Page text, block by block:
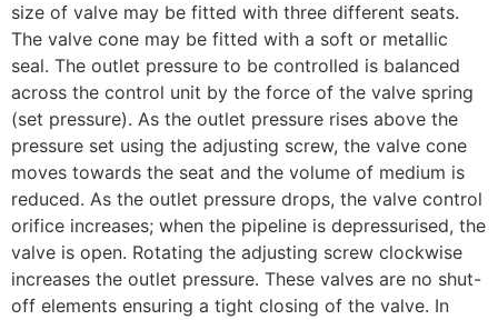
size of valve may be fitted with three different seats.
The valve cone may be fitted with a soft or metallic
seal. The outlet pressure to be controlled is balanced
across the control unit by the force of the valve spring
(set pressure). As the outlet pressure rises above the
pressure set using the adjusting screw, the valve cone
moves towards the seat and the volume of medium is
reduced. As the outlet pressure drops, the valve control
orifice increases; when the pipeline is depressurised, the
valve is open. Rotating the adjusting screw clockwise
increases the outlet pressure. These valves are no shut-
off elements ensuring a tight closing of the valve. In